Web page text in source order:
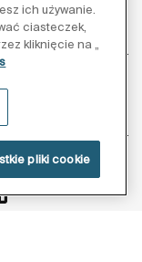
ich używanie.
ciasteczek,
kliknięcie na „
pliki cookie